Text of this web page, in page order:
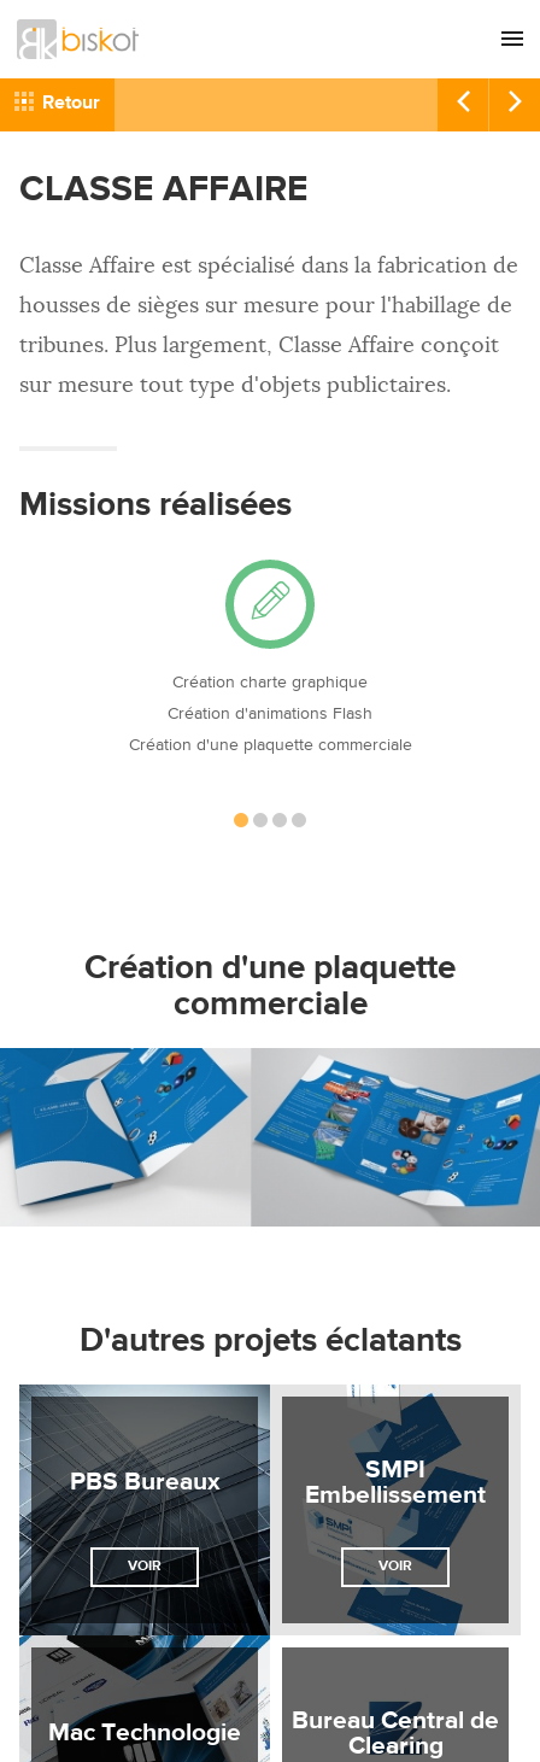
Recrutement
SITES INTERNET
RÉFÉRENCEMENT
HÉBERGEMENT
IMPRESSION
Retour
CLASSE AFFAIRE
Classe Affaire est spécialisé dans la fabrication de
housses de sièges sur mesure pour l'habillage de
tribunes. Plus largement, Classe Affaire conçoit
sur mesure tout type d'objets publictaires.
Missions réalisées
Création charte graphique
Création d'animations Flash
Création d'une plaquette commerciale
Création d'une plaquette
commerciale
D'autres projets éclatants
PBS Bureaux
VOIR
SMPI
Embellissement
VOIR
Mac Technologie
Bureau Central de
Clearing